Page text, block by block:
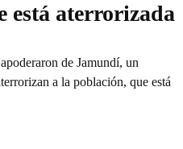
está aterrorizada
de Jamundí, un
a la población, que está